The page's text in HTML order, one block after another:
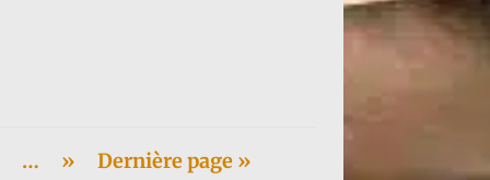
… » Dernière page »